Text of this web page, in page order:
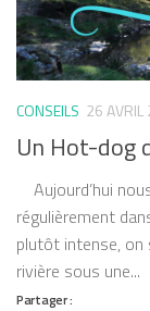
CONSEILS 26
Un Hot-dog
Aujourd’hui
régulièrement
plutôt intense, on
rivière sous une...
Partager :